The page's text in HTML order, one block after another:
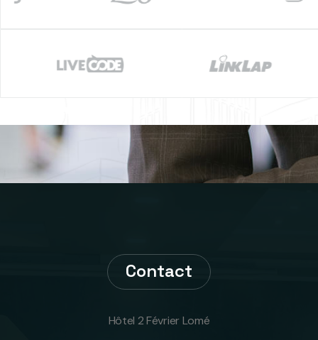
Contact
Hôtel 2 Février Lomé